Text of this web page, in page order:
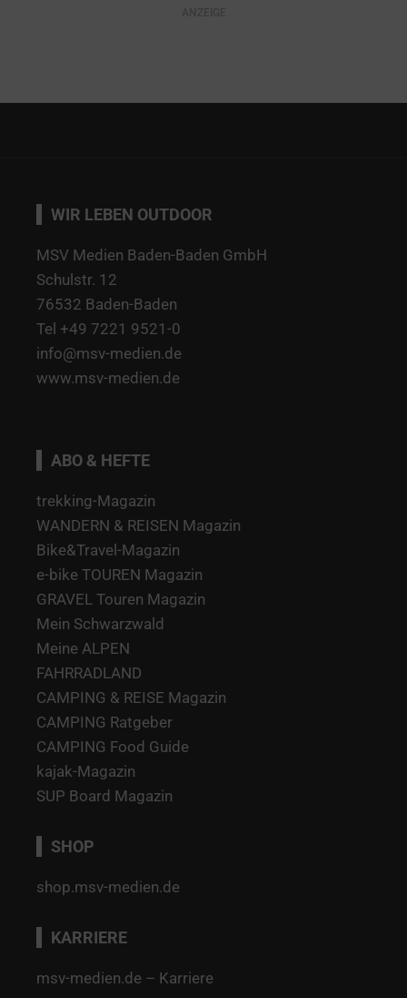
WIR LEBEN OUTDOOR
MSV Medien Baden-Baden GmbH
Schulstr. 12
76532 Baden-Baden
Tel +49 7221 9521-0
info@msv-medien.de
www.msv-medien.de
ABO & HEFTE
trekking-Magazin
WANDERN & REISEN Magazin
Bike&Travel-Magazin
e-bike TOUREN Magazin
GRAVEL Touren Magazin
Mein Schwarzwald
Meine ALPEN
FAHRRADLAND
CAMPING & REISE Magazin
CAMPING Ratgeber
CAMPING Food Guide
kajak-Magazin
SUP Board Magazin
SHOP
shop.msv-medien.de
KARRIERE
msv-medien.de – Karriere